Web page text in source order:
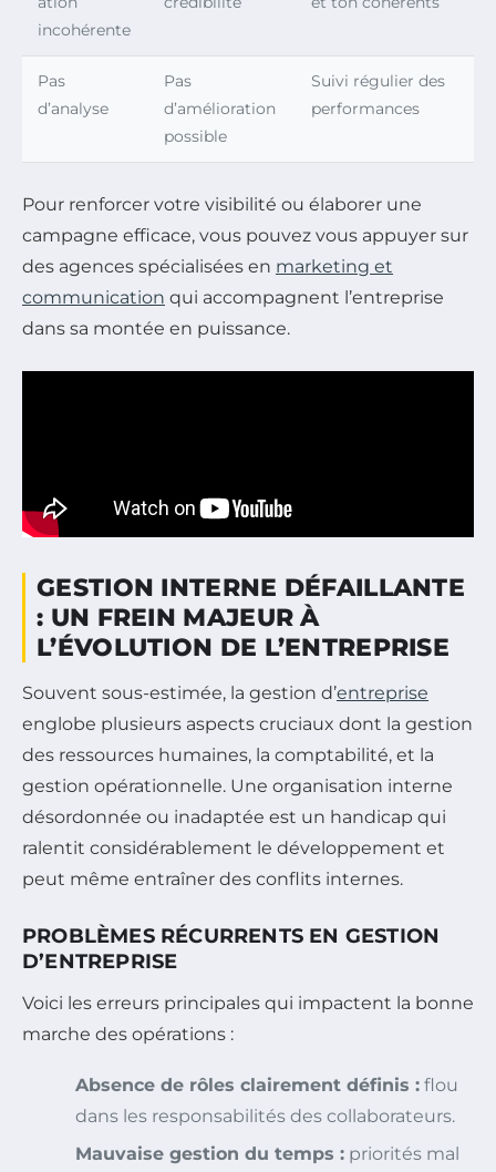
incohérente
Pas
d’analyse
Pas
d’amélioration
possible
Suivi régulier des
performances
Pour renforcer votre visibilité ou élaborer une
campagne efficace, vous pouvez vous appuyer sur
des agences spécialisées en marketing et
communication qui accompagnent l’entreprise
dans sa montée en puissance.
GESTION INTERNE DÉFAILLANTE
: UN FREIN MAJEUR À
L’ÉVOLUTION DE L’ENTREPRISE
Souvent sous-estimée, la gestion d’entreprise
englobe plusieurs aspects cruciaux dont la gestion
des ressources humaines, la comptabilité, et la
gestion opérationnelle. Une organisation interne
désordonnée ou inadaptée est un handicap qui
ralentit considérablement le développement et
peut même entraîner des conflits internes.
PROBLÈMES RÉCURRENTS EN GESTION
D’ENTREPRISE
Voici les erreurs principales qui impactent la bonne
marche des opérations :
Absence de rôles clairement définis : flou
dans les responsabilités des collaborateurs.
Mauvaise gestion du temps : priorités mal